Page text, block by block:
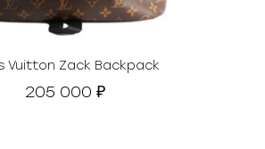
Vuitton Zack Backpack
205 000 ₽